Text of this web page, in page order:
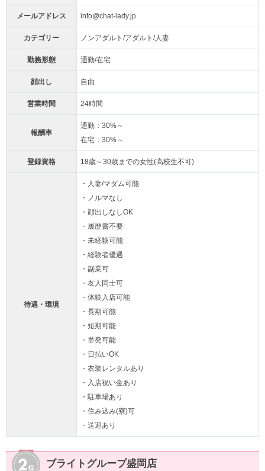
メールアドレス info@chat-lady.jp
カテゴリー ノンアダルト/アダルト/人妻
勤務形態 通勤/在宅
顔出し 自由
営業時間 24時間
報酬率
通勤：30%～
在宅：30%～
登録資格 18歳～30歳までの女性(高校生不可)
待遇・環境
・人妻/マダム可能
・ノルマなし
・顔出しなしOK
・履歴書不要
・未経験可能
・経験者優遇
・副業可
・友人同士可
・体験入店可能
・長期可能
・短期可能
・単発可能
・日払いOK
・衣装レンタルあり
・入店祝い金あり
・駐車場あり
・住み込み(寮)可
・送迎あり
ブライトグループ盛岡店